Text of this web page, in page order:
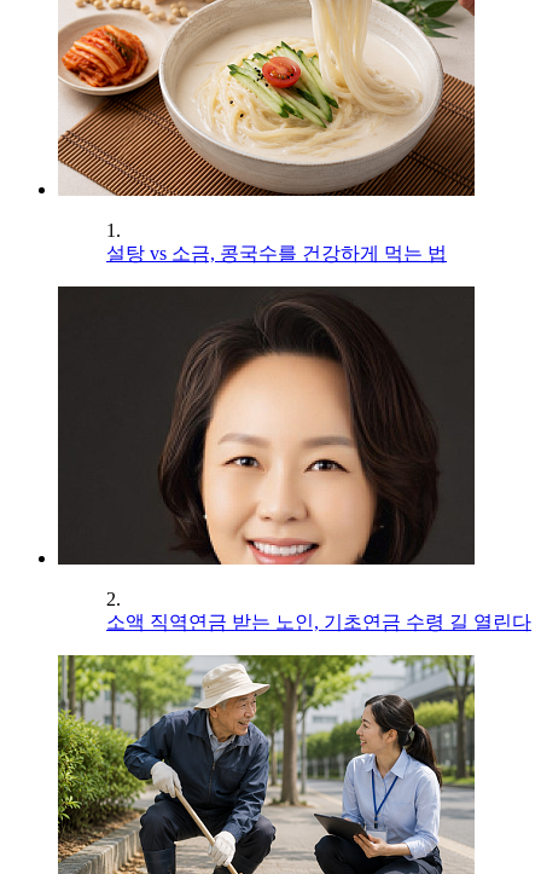
1.
설탕 vs 소금, 콩국수를 건강하게 먹는 법
2.
소액 직역연금 받는 노인, 기초연금 수령 길 열린다